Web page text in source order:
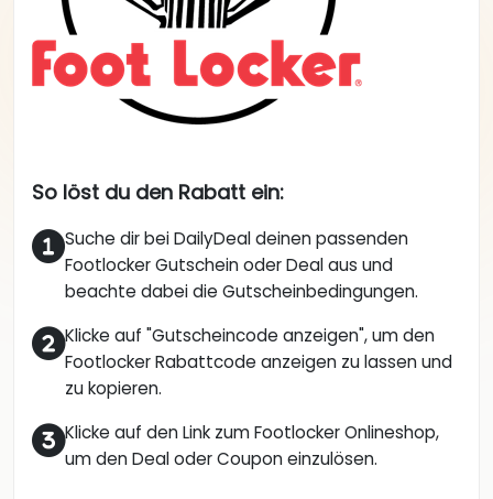
So löst du den Rabatt ein:
Suche dir bei DailyDeal deinen passenden
Footlocker Gutschein oder Deal aus und
beachte dabei die Gutscheinbedingungen.
Klicke auf "Gutscheincode anzeigen", um den
Footlocker Rabattcode anzeigen zu lassen und
zu kopieren.
Klicke auf den Link zum Footlocker Onlineshop,
um den Deal oder Coupon einzulösen.